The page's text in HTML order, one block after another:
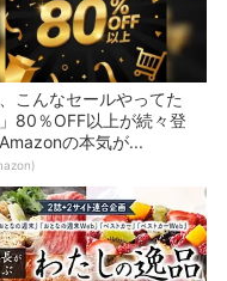
、こんなセールやってた
80％OFF以上が続々登
の本気が...